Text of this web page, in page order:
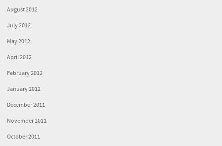
August 2012
July 2012
May 2012
April 2012
February 2012
January 2012
December 2011
November 2011
October 2011